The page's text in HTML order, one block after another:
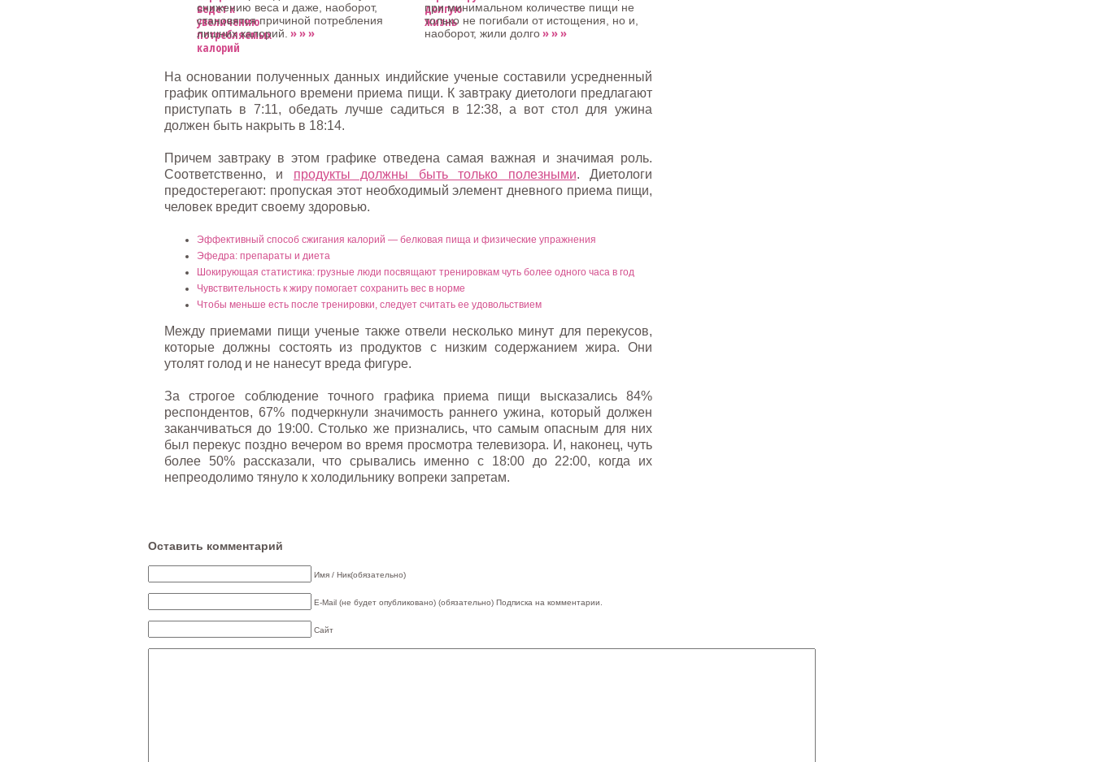
снижению веса и даже, наоборот,
становятся причиной потребления
лишних калорий. » » »
при минимальном количестве пищи не
только не погибали от истощения, но и,
наоборот, жили долго» » »
На основании полученных данных индийские ученые составили усредненный
график оптимального времени приема пищи. К завтраку диетологи предлагают
приступать в 7:11, обедать лучше садиться в 12:38, а вот стол для ужина
должен быть накрыть в 18:14.
Причем завтраку в этом графике отведена самая важная и значимая роль.
Соответственно, и продукты должны быть только полезными. Диетологи
предостерегают: пропуская этот необходимый элемент дневного приема пищи,
человек вредит своему здоровью.
Эффективный способ сжигания калорий — белковая пища и физические упражнения
Эфедра: препараты и диета
Шокирующая статистика: грузные люди посвящают тренировкам чуть более одного часа в год
Чувствительность к жиру помогает сохранить вес в норме
Чтобы меньше есть после тренировки, следует считать ее удовольствием
Между приемами пищи ученые также отвели несколько минут для перекусов,
которые должны состоять из продуктов с низким содержанием жира. Они
утолят голод и не нанесут вреда фигуре.
За строгое соблюдение точного графика приема пищи высказались 84%
респондентов, 67% подчеркнули значимость раннего ужина, который должен
заканчиваться до 19:00. Столько же признались, что самым опасным для них
был перекус поздно вечером во время просмотра телевизора. И, наконец, чуть
более 50% рассказали, что срывались именно с 18:00 до 22:00, когда их
непреодолимо тянуло к холодильнику вопреки запретам.
Оставить комментарий
Имя / Ник(обязательно)
E-Mail (не будет опубликовано) (обязательно) Подписка на комментарии.
Сайт